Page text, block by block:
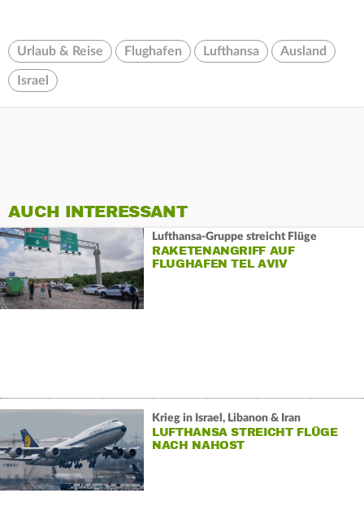
Urlaub & Reise Flughafen Lufthansa Ausland
Israel
AUCH INTERESSANT
Lufthansa-Gruppe streicht Flüge
RAKETENANGRIFF AUF
FLUGHAFEN TEL AVIV
Krieg in Israel, Libanon & Iran
LUFTHANSA STREICHT FLÜGE
NACH NAHOST